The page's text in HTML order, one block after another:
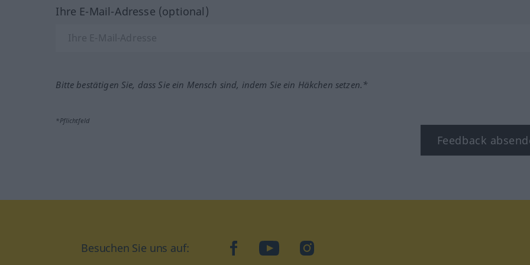
Ihre E-Mail-Adresse (optional)
Bitte bestätigen Sie, dass Sie ein Mensch sind, indem Sie ein Häkchen setzen.*
*Pflichtfeld
Feedback
Besuchen Sie uns auf: facebookYouTubeInstagram